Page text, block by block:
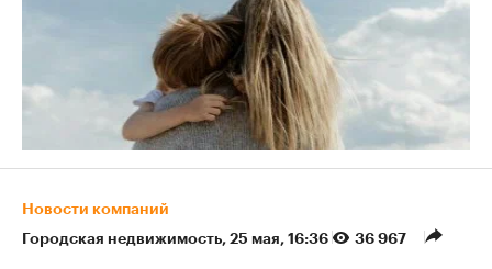
Новости компаний
Городская недвижимость⁠, 25 мая, 16:36 36 967